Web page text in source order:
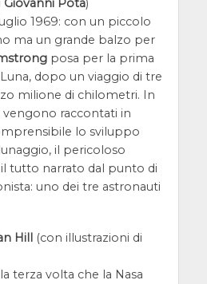
Giovanni Pota)
1969: con un piccolo
ma un grande balzo per
posa per la prima
dopo un viaggio di tre
milione di chilometri. In
raccontati in
lo sviluppo
il pericoloso
il tutto narrato dal punto di
uno dei tre astronauti
Hill(con illustrazioni di
terza volta che la Nasa